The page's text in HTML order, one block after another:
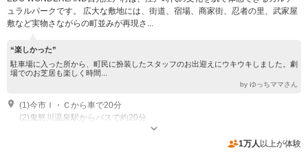
ュラルパークです。 広大な敷地には、街道、宿場、商家街、忍者の里、武家屋
敷など実物さながらの町並みが再現さ...
“楽しかった”
駐車場に入った所から、町民に扮装したスタッフのお出迎えにウキウキしました。劇
場でのお芝居も楽しく時間...
by ゆっちママさん
(1)今市Ｉ・Ｃから車で20分
(2)鬼怒川温泉駅からバスで約20分
営業時間：9:00～17:00 （3/20～11/30）、9:30～16:00 （12/1～3/19） 定
1万人 以上が体験